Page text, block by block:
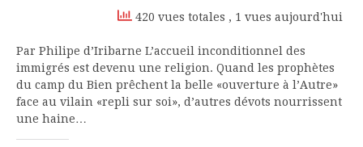
420 vues totales , 1 vues aujourd'hui
Par Philipe d’Iribarne L’accueil inconditionnel des
immigrés est devenu une religion. Quand les prophètes
du camp du Bien prêchent la belle «ouverture à l’Autre»
face au vilain «repli sur soi», d’autres dévots nourrissent
une haine…